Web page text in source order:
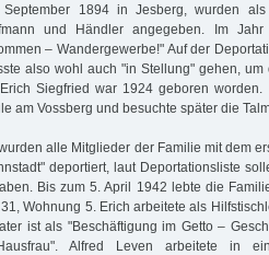
1894 in Jesberg, wurden als
und Händler angegeben. Im
– Wandergewerbe!" Auf der
also wohl auch "in Stellung" gehen,
Siegfried war 1924 geboren
am Voss­berg und besuchte später die
alle Mitglieder der Familie mit dem
deportiert, laut Deportationsliste
Bis zum 5. April 1942 lebte die
Wohnung 5. Erich arbeitete als
ist als "Beschäftigung im Getto –
Alfred Leven arbeitete in